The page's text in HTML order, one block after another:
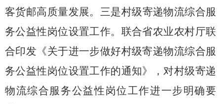
客货邮高质量发展。三是村级寄递物流综合服
务公益性岗位设置工作。联合省农业农村厅联
合印发《关于进一步做好村级寄递物流综合服
务公益性岗位设置工作的通知》，对村级寄递
物流综合服务公益性岗位工作进一步明确要